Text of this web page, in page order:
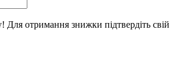
Для отримання знижки підтвердіть свій